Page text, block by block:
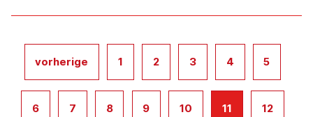
vorherige 1 2 3 4 5
6 7 8 9 10 11 12